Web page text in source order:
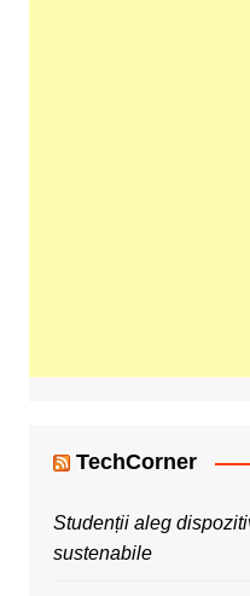
TechCorner
Studenții aleg
sustenabile